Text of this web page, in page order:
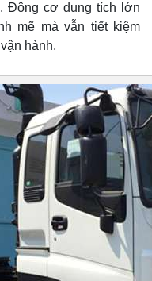
Động cơ dung tích lớn
mẽ mà vẫn tiết kiệm
hành.